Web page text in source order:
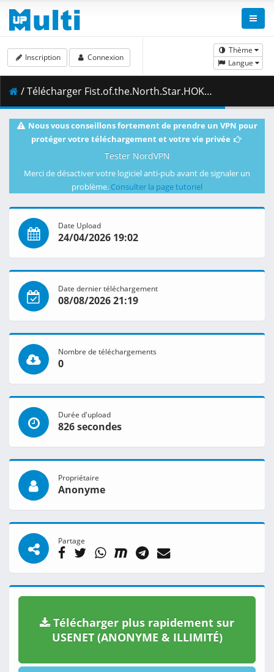
Thème
Langue
Inscription Connexion
/ Télécharger Fist.of.the.North.Star.HOKUTO.NO.KEN.S01E05.Bloody.Cross.1080p.AMZN.WEB-DL.MULTi.DDP2.0.H.264-VARYG.mkv.003 ( 497.09 MB )
Nous vous conseillons fortement de prendre un VPN pour
protéger votre téléchargement et votre vie privée
Tester NordVPN
Merci de désactiver votre logiciel anti-pub avant de signaler un
problème. Consulter la page tutoriel
Date Upload
24/04/2026 19:02
Date dernier téléchargement
08/08/2026 21:19
Nombre de téléchargements
0
Durée d'upload
826 secondes
Propriétaire
Anonyme
Partage
Télécharger plus rapidement sur
USENET (ANONYME & ILLIMITÉ)